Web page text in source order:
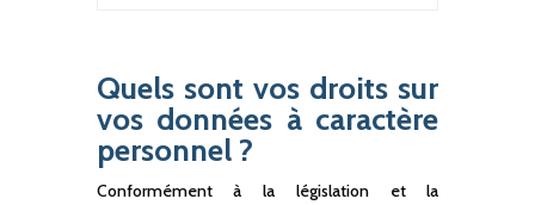
Quels sont vos droits sur
vos données à caractère
personnel ?
Conformément à la législation et la